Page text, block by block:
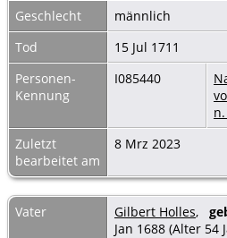
Geschlecht
männlich
Tod
15 Jul 1711
Personen-
Kennung
I085440
Zuletzt
bearbeitet am
8 Mrz 2023
Vater Gilbert Holles,
Jan 1688 (Alter 54